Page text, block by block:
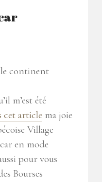
le continent
m’est été
cet article ma joie
Village
en mode
pour vous
Bourses